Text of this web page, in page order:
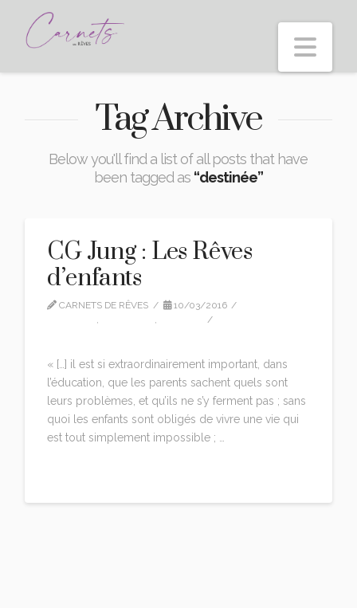
Tag Archive
Below you'll find a list of all posts that have
been tagged as “destinée”
CG Jung : Les Rêves
d’enfants
CARNETS DE RÊVES
10/03/2016
, ,
« […] il est si extraordinairement important, dans
l’éducation, que les parents sachent quels sont
leurs problèmes, et qu’ils ne s’y ferment pas ; sans
quoi les enfants sont obligés de vivre une vie qui
est tout simplement impossible ; …